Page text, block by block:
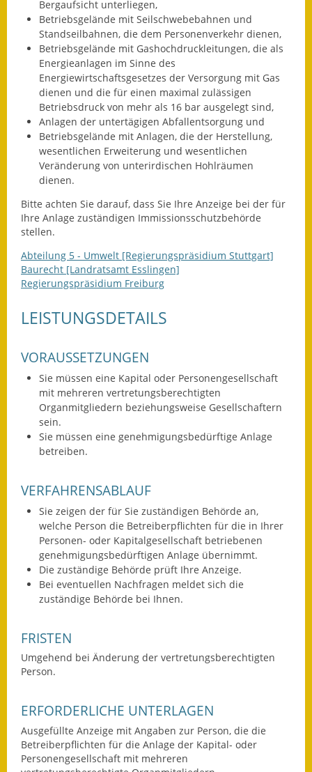
Eröffnungsbilanz
Getrennte
Abwassergebühr
Grundsteuerreform
Haushaltspläne
Jahresabschlüsse
Heiraten in Notzingen
Notruftafel
Was erledige ich wo?
Leben
Bebauungspläne
Bodenrichtwerte
Flächennutzungsplan
Gerätehütten
Landessanierungsprogramm
Rückstausicherung von
Gebäuden
Bergaufsicht unterliegen,
Betriebsgelände mit Seilschwebebahnen und
Standseilbahnen, die dem Personenverkehr dienen,
Betriebsgelände mit Gashochdruckleitungen, die als
Energieanlagen im Sinne des
Energiewirtschaftsgesetzes der Versorgung mit Gas
dienen und die für einen maximal zulässigen
Betriebsdruck von mehr als 16 bar ausgelegt sind,
Anlagen der untertägigen Abfallentsorgung und
Betriebsgelände mit Anlagen, die der Herstellung,
wesentlichen Erweiterung und wesentlichen
Veränderung von unterirdischen Hohlräumen
dienen.
Bitte achten Sie darauf, dass Sie Ihre Anzeige bei der für
Ihre Anlage zuständigen Immissionsschutzbehörde
stellen.
Abteilung 5 - Umwelt [Regierungspräsidium Stuttgart]
Baurecht [Landratsamt Esslingen]
Regierungspräsidium Freiburg
LEISTUNGSDETAILS
VORAUSSETZUNGEN
Sie müssen eine Kapital oder Personengesellschaft
mit mehreren vertretungsberechtigten
Organmitgliedern beziehungsweise Gesellschaftern
sein.
Sie müssen eine genehmigungsbedürftige Anlage
betreiben.
VERFAHRENSABLAUF
Sie zeigen der für Sie zuständigen Behörde an,
welche Person die Betreiberpflichten für die in Ihrer
Personen- oder Kapitalgesellschaft betriebenen
genehmigungsbedürftigen Anlage übernimmt.
Die zuständige Behörde prüft Ihre Anzeige.
Bei eventuellen Nachfragen meldet sich die
zuständige Behörde bei Ihnen.
FRISTEN
Umgehend bei Änderung der vertretungsberechtigten
Person.
ERFORDERLICHE UNTERLAGEN
Ausgefüllte Anzeige mit Angaben zur Person, die die
Betreiberpflichten für die Anlage der Kapital- oder
Personengesellschaft mit mehreren